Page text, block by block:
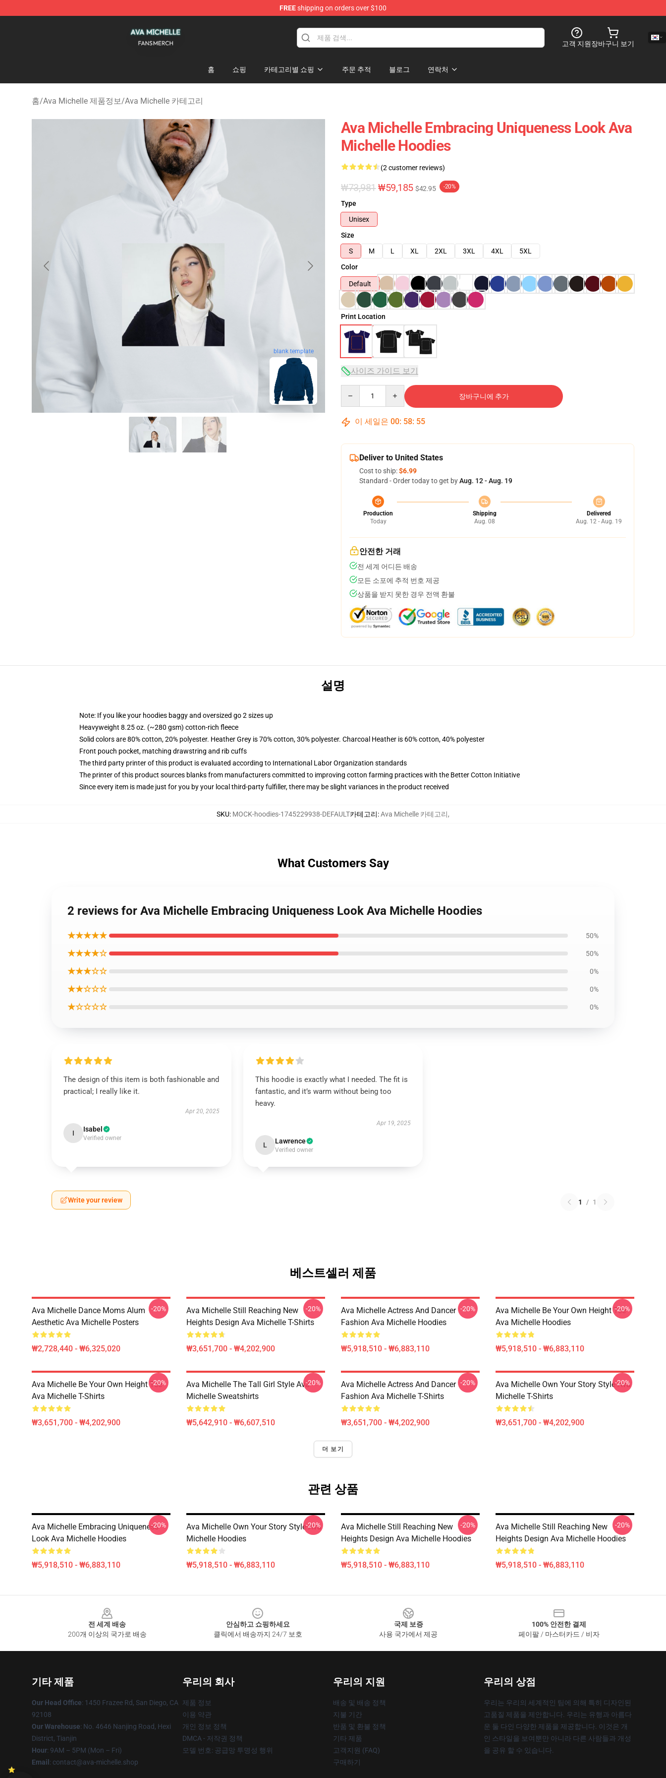
FREEshipping on orders over $100
고객 지원장바구니 보기
홈 쇼핑 카테고리별 쇼핑 주문 추적 블로그 연락처
홈/Ava Michelle 제품정보/Ava Michelle 카테고리
blank template
Ava Michelle Embracing Uniqueness Look Ava
Michelle Hoodies
(2 customer reviews)
₩73,981 ₩59,185 $42.95 -20%
Type
Unisex
Size
S
M L XL 2XL 3XL 4XL
5XL
Color
Default
Print Location
사이즈 가이드 보기
장바구니에 추가
이 세일은 00: 58: 54
Deliver to United States
Cost to ship:$6.99
Standard - Order today to get byAug. 12 - Aug. 19
Production
Today
Shipping
Aug. 08
Delivered
Aug. 12 - Aug. 19
안전한 거래
전 세계 어디든 배송
모든 소포에 추적 번호 제공
상품을 받지 못한 경우 전액 환불
설명
Note: If you like your hoodies baggy and oversized go 2 sizes up
Heavyweight 8.25 oz. (~280 gsm) cotton-rich fleece
Solid colors are 80% cotton, 20% polyester. Heather Grey is 70% cotton, 30% polyester. Charcoal Heather is 60% cotton, 40% polyester
Front pouch pocket, matching drawstring and rib cuffs
The third party printer of this product is evaluated according to International Labor Organization standards
The printer of this product sources blanks from manufacturers committed to improving cotton farming practices with the Better Cotton Initiative
Since every item is made just for you by your local third-party fulfiller, there may be slight variances in the product received
SKU: MOCK-hoodies-1745229938-DEFAULT카테고리:Ava Michelle 카테고리,
What Customers Say
2 reviews for Ava Michelle Embracing Uniqueness Look Ava Michelle Hoodies
★★★★★ 50%
★★★★☆ 50%
★★★☆☆ 0%
★★☆☆☆ 0%
★☆☆☆☆ 0%
The design of this item is both fashionable and
practical; I really like it.
Apr 20, 2025
I Isabel
Verified owner
This hoodie is exactly what I needed. The fit is
fantastic, and it’s warm without being too
heavy.
Apr 19, 2025
L Lawrence
Verified owner
Write your review 1 / 1
베스트셀러 제품
Ava Michelle Dance Moms Alum
Aesthetic Ava Michelle Posters
₩2,728,440 - ₩6,325,020
-20%
Ava Michelle Still Reaching New
Heights Design Ava Michelle T-Shirts
₩3,651,700 - ₩4,202,900
-20%
Ava Michelle Actress And Dancer
Fashion Ava Michelle Hoodies
₩5,918,510 - ₩6,883,110
-20%
Ava Michelle Be Your Own Height Tee
Ava Michelle Hoodies
₩5,918,510 - ₩6,883,110
-20%
Ava Michelle Be Your Own Height Tee
Ava Michelle T-Shirts
₩3,651,700 - ₩4,202,900
-20%
Ava Michelle The Tall Girl Style Ava
Michelle Sweatshirts
₩5,642,910 - ₩6,607,510
-20%
Ava Michelle Actress And Dancer
Fashion Ava Michelle T-Shirts
₩3,651,700 - ₩4,202,900
-20%
Ava Michelle Own Your Story Style Ava
Michelle T-Shirts
₩3,651,700 - ₩4,202,900
-20%
더 보기
관련 상품
Ava Michelle Embracing Uniqueness
Look Ava Michelle Hoodies
₩5,918,510 - ₩6,883,110
-20%
Ava Michelle Own Your Story Style Ava
Michelle Hoodies
₩5,918,510 - ₩6,883,110
-20%
Ava Michelle Still Reaching New
Heights Design Ava Michelle Hoodies
₩5,918,510 - ₩6,883,110
-20%
Ava Michelle Still Reaching New
Heights Design Ava Michelle Hoodies
₩5,918,510 - ₩6,883,110
-20%
전 세계 배송
200개 이상의 국가로 배송
안심하고 쇼핑하세요
클릭에서 배송까지 24/7 보호
국제 보증
사용 국가에서 제공
100% 안전한 결제
페이팔 / 마스터카드 / 비자
기타 제품
Our Head Office: 1450 Frazee Rd, San Diego, CA
92108
Our Warehouse: No. 4646 Nanjing Road, Hexi
District, Tianjin
Hour: 9AM – 5PM (Mon – Fri)
Email : contact@ava-michelle.shop
우리의 회사
제품 정보
이용 약관
개인 정보 정책
DMCA - 저작권 정책
모델 번호: 공급망 투명성 행위
우리의 지원
배송 및 배송 정책
지불 기간
반품 및 환불 정책
기타 제품
고객지원 (FAQ)
구매하기
우리의 상점
우리는 우리의 세계적인 팀에 의해 특히 디자인된
고품질 제품을 제안합니다. 우리는 유행과 아름다
운 둘 다인 다양한 제품을 제공합니다. 이것은 개
인 스타일을 보여뿐만 아니라 다른 사람들과 개성
을 공유 할 수 있습니다.